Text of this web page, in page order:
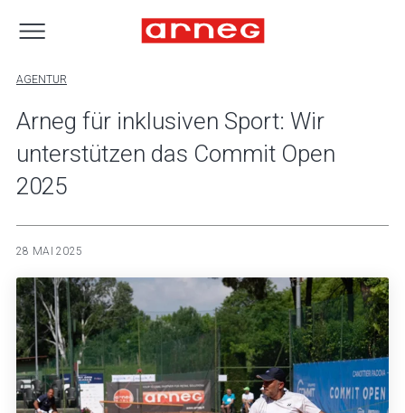
AGENTUR
Arneg für inklusiven Sport: Wir
unterstützen das Commit Open
2025
28 MAI 2025